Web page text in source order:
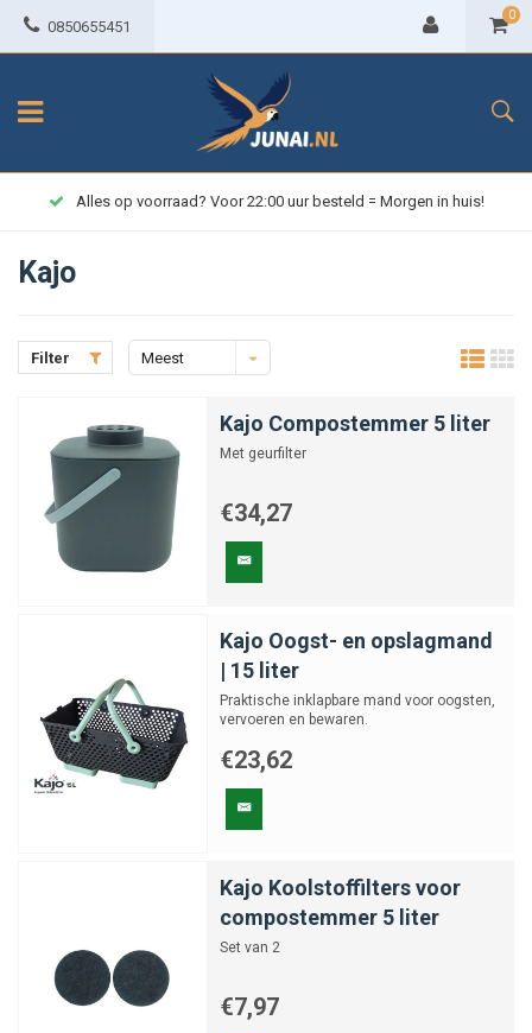
0850655451
0
Alles op voorraad? Voor 22:00 uur besteld = Morgen in huis!
Kajo
Filter
Meest
Kajo Compostemmer 5 liter
Met geurfilter
€34,27
Kajo Oogst- en opslagmand
| 15 liter
Praktische inklapbare mand voor oogsten,
vervoeren en bewaren.
€23,62
Kajo Koolstoffilters voor
compostemmer 5 liter
Set van 2
€7,97